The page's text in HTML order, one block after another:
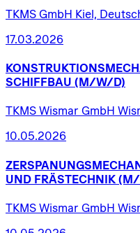
TKMS GmbH Kiel,
17.03.2026
SCHIFFBAU (M/W/D)
TKMS Wismar GmbH
10.05.2026
UND FRÄSTECHNIK
TKMS Wismar GmbH